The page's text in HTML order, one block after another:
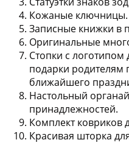
Кожаные ключницы.
Записные книжки в
Оригинальные
Стопки с логотипом
подарки родителям
ближайшего
Настольный
принадлежностей.
Комплект ковриков
Красивая шторка